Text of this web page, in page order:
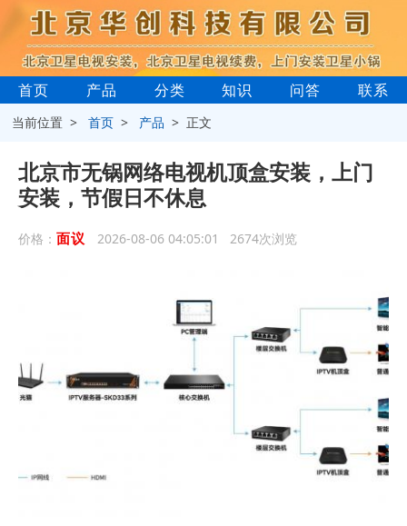
首页 产品 分类 知识 问答 联系
当前位置 >首页 > 产品 > 正文
北京市无锅网络电视机顶盒安装，上门
安装，节假日不休息
价格： 面议 2026-08-06 04:05:01 2674次浏览